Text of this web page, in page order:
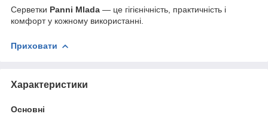
Серветки Panni Mlada — це гігієнічність, практичність і
комфорт у кожному використанні.
Приховати
Характеристики
Основні